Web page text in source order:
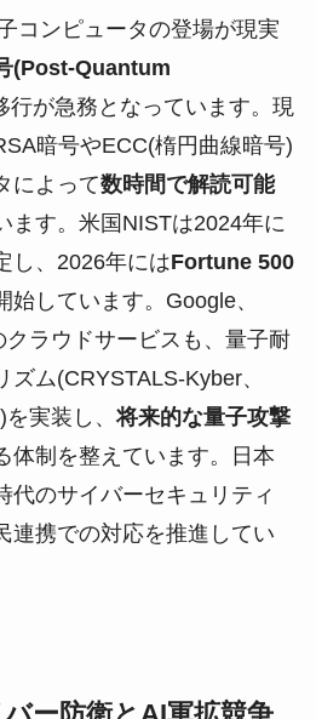
コンピュータの登場が現実
(Post-Quantum
行が急務となっています。現
暗号やECC(楕円曲線暗号)
によって数時間で解読可能
ます。米国NISTは2024年に
し、2026年にはFortune 500
始しています。Google、
ラウドサービスも、量子耐
ム(CRYSTALS-Kyber、
実装し、 将来的な量子攻撃
体制を整えています。日本
代のサイバーセキュリティ
連携での対応を推進してい